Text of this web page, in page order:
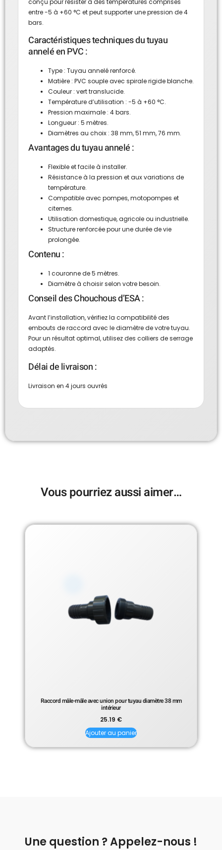
entre -5 à +60 °C et peut supporter une pression de 4
bars.
Caractéristiques techniques du tuyau
annelé en PVC :
Type : Tuyau annelé renforcé.
Matière : PVC souple avec spirale rigide blanche.
Couleur : vert translucide.
Température d’utilisation : -5 à +60 °C.
Pression maximale : 4 bars.
Longueur : 5 mètres.
Diamètres au choix : 38 mm, 51 mm, 76 mm.
Avantages du tuyau annelé :
Flexible et facile à installer.
Résistance à la pression et aux variations de
température.
Compatible avec pompes, motopompes et
citernes.
Utilisation domestique, agricole ou industrielle.
Structure renforcée pour une durée de vie
prolongée.
Contenu :
1 couronne de 5 mètres.
Diamètre à choisir selon votre besoin.
Conseil des Chouchous d’ESA :
Avant l’installation, vérifiez la compatibilité des
embouts de raccord avec le diamètre de votre tuyau.
Pour un résultat optimal, utilisez des colliers de serrage
adaptés.
Délai de livraison :
Livraison en 4 jours ouvrés
Vous pourriez aussi aimer…
Raccord mâle-mâle avec union pour tuyau diamètre 38 mm
intérieur
25.19 €
Ajouter au panier
Une question ? Appelez-nous !